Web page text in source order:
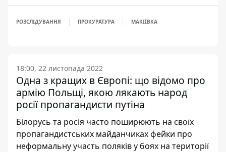
РОЗСЛІДУВАННЯ ПРОКУРАТУРА МАКІЇВКА
18:00, 22 листопада 2022
Одна з кращих в Європі: що відомо про
армію Польщі, якою лякають народ
росії пропагандисти путіна
Білорусь та росія часто поширюють на своїх
пропагандистських майданчиках фейки про
неформальну участь поляків у боях на території